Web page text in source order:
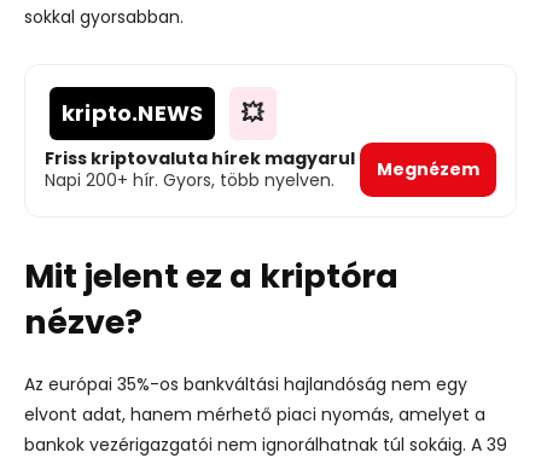
sokkal gyorsabban.
kripto.NEWS 💥
Friss kriptovaluta hírek magyarul
Napi 200+ hír. Gyors, több nyelven.
Megnézem
Mit jelent ez a kriptóra
nézve?
Az európai 35%-os bankváltási hajlandóság nem egy
elvont adat, hanem mérhető piaci nyomás, amelyet a
bankok vezérigazgatói nem ignorálhatnak túl sokáig. A 39